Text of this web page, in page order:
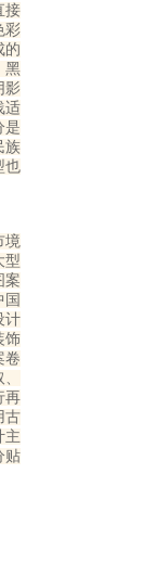
接
彩
的
黑
影
适
是
族
也
境
型
案
计
饰
卷
再
古
主
贴